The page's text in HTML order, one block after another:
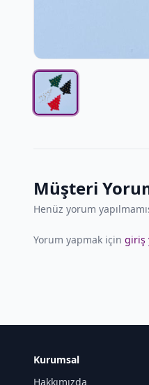
Müşteri
Henüz yorum
Yorum yapmak için giriş
Kurumsal
Hakkımızda